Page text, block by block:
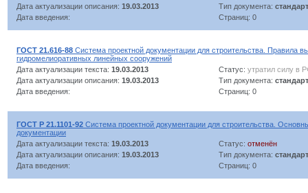
Дата актуализации описания: 19.03.2013 Тип документа: стандарт
Дата введения:
Страниц: 0
ГОСТ 21.616-88 Система проектной документации для строительства. Правила
гидромелиоративных линейных сооружений
Дата актуализации текста: 19.03.2013 Статус: утратил силу в
Дата актуализации описания: 19.03.2013 Тип документа: стандарт
Дата введения:
Страниц: 0
ГОСТ Р 21.1101-92 Система проектной документации для строительства.
документации
Дата актуализации текста: 19.03.2013 Статус: отменён
Дата актуализации описания: 19.03.2013 Тип документа: стандарт
Дата введения:
Страниц: 0